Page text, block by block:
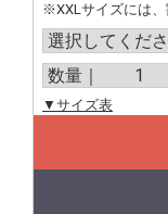
※XXLサイズには、
▼サイズ表